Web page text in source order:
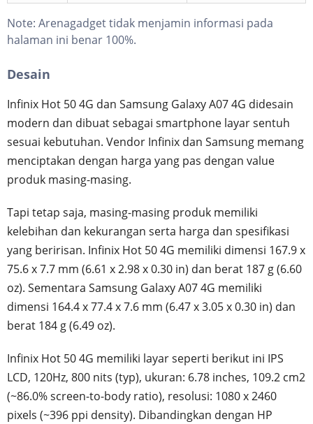
Note: Arenagadget tidak menjamin informasi pada
halaman ini benar 100%.
Desain
Infinix Hot 50 4G dan Samsung Galaxy A07 4G didesain
modern dan dibuat sebagai smartphone layar sentuh
sesuai kebutuhan. Vendor Infinix dan Samsung memang
menciptakan dengan harga yang pas dengan value
produk masing-masing.
Tapi tetap saja, masing-masing produk memiliki
kelebihan dan kekurangan serta harga dan spesifikasi
yang beririsan. Infinix Hot 50 4G memiliki dimensi 167.9 x
75.6 x 7.7 mm (6.61 x 2.98 x 0.30 in) dan berat 187 g (6.60
oz). Sementara Samsung Galaxy A07 4G memiliki
dimensi 164.4 x 77.4 x 7.6 mm (6.47 x 3.05 x 0.30 in) dan
berat 184 g (6.49 oz).
Infinix Hot 50 4G memiliki layar seperti berikut ini IPS
LCD, 120Hz, 800 nits (typ), ukuran: 6.78 inches, 109.2 cm2
(~86.0% screen-to-body ratio), resolusi: 1080 x 2460
pixels (~396 ppi density). Dibandingkan dengan HP